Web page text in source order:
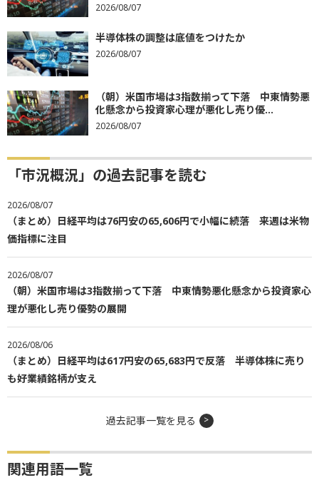
2026/08/07
半導体株の調整は底値をつけたか
2026/08/07
（朝）米国市場は3指数揃って下落 中東情勢悪
化懸念から投資家心理が悪化し売り優...
2026/08/07
「市況概況」の過去記事を読む
2026/08/07
（まとめ）日経平均は76円安の65,606円で小幅に続落 来週は米物
価指標に注目
2026/08/07
（朝）米国市場は3指数揃って下落 中東情勢悪化懸念から投資家心
理が悪化し売り優勢の展開
2026/08/06
（まとめ）日経平均は617円安の65,683円で反落 半導体株に売り
も好業績銘柄が支え
過去記事一覧を見る
関連用語一覧